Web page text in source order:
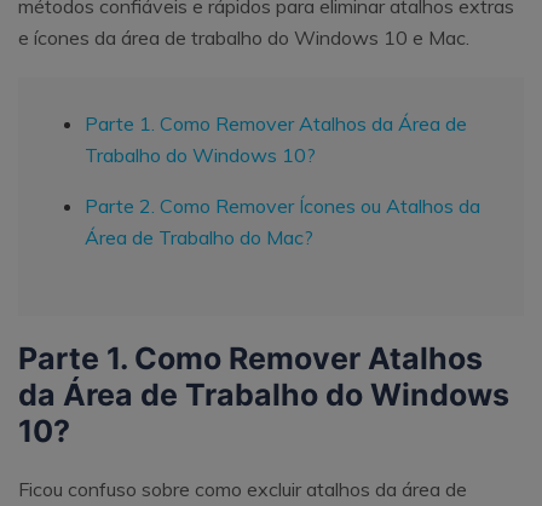
métodos confiáveis ​​e rápidos para eliminar atalhos extras
e ícones da área de trabalho do Windows 10 e Mac.
Parte 1. Como Remover Atalhos da Área de
Trabalho do Windows 10?
Parte 2. Como Remover Ícones ou Atalhos da
Área de Trabalho do Mac?
Parte 1. Como Remover Atalhos
da Área de Trabalho do Windows
10?
Ficou confuso sobre como excluir atalhos da área de